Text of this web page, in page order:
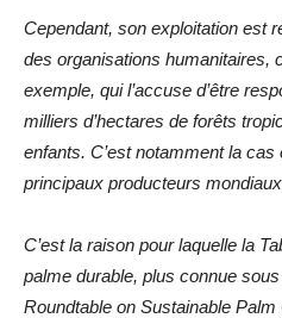
Cependant, son exploitation est
des organisations humanitaires,
exemple, qui l’accuse d’être
milliers d’hectares de forêts
enfants. C’est notamment la cas
principaux producteurs
C’est la raison pour laquelle la
palme durable, plus connue
Roundtable on Sustainable